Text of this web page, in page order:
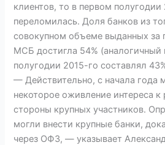
клиентов, то в первом полугодии
переломилась. Доля банков из
совокупном объеме выданных за
МСБ достигла 54% (аналогичный
полугодии 2015-го составлял
— Действительно, с начала года
некоторое оживление интереса
стороны крупных участников.
могли внести крупные банки,
через ОФЗ, — указывает